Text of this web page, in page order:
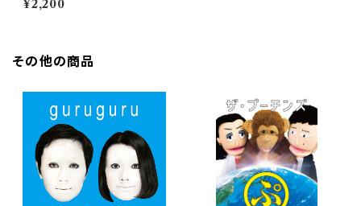
¥2,200
その他の商品